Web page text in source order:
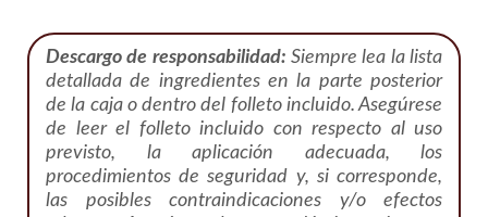
Descargo de responsabilidad: Siempre lea la lista
detallada de ingredientes en la parte posterior
de la caja o dentro del folleto incluido. Asegúrese
de leer el folleto incluido con respecto al uso
previsto, la aplicación adecuada, los
procedimientos de seguridad y, si corresponde,
las posibles contraindicaciones y/o efectos